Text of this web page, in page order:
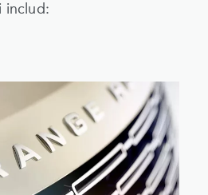
includ: